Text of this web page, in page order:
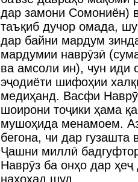
дар замони Сомониён)
таъқиб дучор омада,
дар байни мардум
мардумии наврӯзӣ
ва амсоли ин), чун иди
эҷодиёти шифоҳии
медиҳанд. Васфи
шоирони тоҷики ҳама
мушоҳида менамоем.
бегона, чи дар гузашта
Ҷашни миллӣ
Наврӯз ба онҳо дар
нахоҳад шуд.